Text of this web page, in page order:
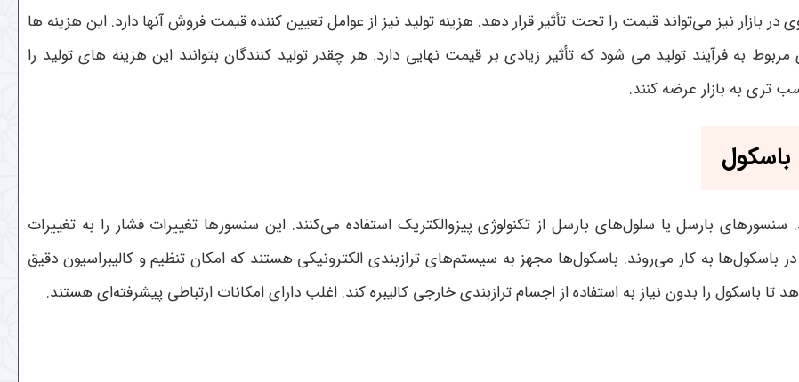
نیز می‌تواند قیمت را تحت تأثیر قرار دهد. هزینه تولید نیز از عوامل تعیین کننده قیمت فروش آنها دارد. این هزینه ها
به فرآیند تولید می شود که تأثیر زیادی بر قیمت نهایی دارد. هر چقدر تولید کنندگان بتوانند این هزینه های تولید را
تری به بازار عرضه کنند.
باسکول‌
بارسل یا سلول‌های بارسل از تکنولوژی پیزوالکتریک استفاده می‌کنند. این سنسورها تغییرات فشار را به تغییرات
باسکول‌ها به کار می‌روند. باسکول‌ها مجهز به سیستم‌های ترازبندی الکترونیکی هستند که امکان تنظیم و کالیبراسیون دقیق
تا باسکول را بدون نیاز به استفاده از اجسام ترازبندی خارجی کالیبره کند. اغلب دارای امکانات ارتباطی پیشرفته‌ای هستند.